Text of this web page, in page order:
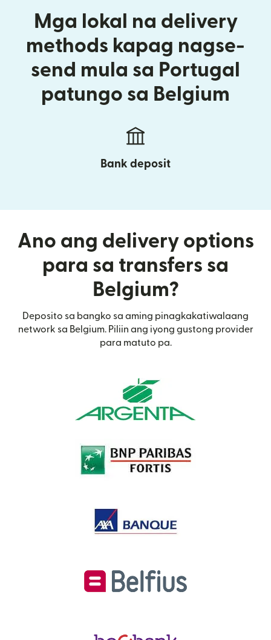
Mga lokal na delivery
methods kapag nagse-
send mula sa Portugal
patungo sa Belgium
Bank deposit
Ano ang delivery options
para sa transfers sa
Belgium?
Deposito sa bangko sa aming pinagkakatiwalaang
network sa Belgium. Piliin ang iyong gustong provider
para matuto pa.